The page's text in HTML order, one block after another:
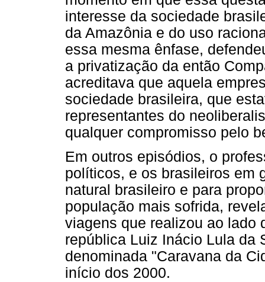
interesse da sociedade
da Amazônia e do uso
essa mesma ênfase,
a privatização da então
acreditava que aquela
sociedade brasileira, que
representantes do
qualquer compromisso pelo
Em outros episódios, o
políticos, e os brasileiros em
natural brasileiro e para
população mais sofrida,
viagens que realizou ao lado
república Luiz Inácio Lula da
denominada "Caravana da
início dos 2000.